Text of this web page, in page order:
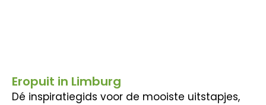
Eropuit in Limburg
Dé inspiratiegids voor de mooiste uitstapjes,